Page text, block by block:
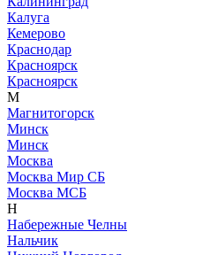
Калуга
Кемерово
Краснодар
Красноярск
Красноярск
М
Магнитогорск
Минск
Минск
Москва
Москва Мир СБ
Москва МСБ
Н
Набережные Челны
Нальчик